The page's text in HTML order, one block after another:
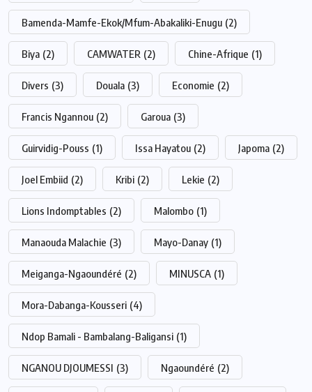
Bamenda-Mamfe-Ekok/Mfum-Abakaliki-Enugu (2)
Biya (2) CAMWATER (2) Chine-Afrique (1)
Divers (3) Douala (3) Economie (2)
Francis Ngannou (2) Garoua (3)
Guirvidig-Pouss (1) Issa Hayatou (2) Japoma (2)
Joel Embiid (2) Kribi (2) Lekie (2)
Lions Indomptables (2) Malombo (1)
Manaouda Malachie (3) Mayo-Danay (1)
Meiganga-Ngaoundéré (2) MINUSCA (1)
Mora-Dabanga-Kousseri (4)
Ndop Bamali - Bambalang-Baligansi (1)
NGANOU DJOUMESSI (3) Ngaoundéré (2)